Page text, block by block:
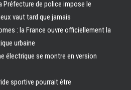
de police impose le
vaut tard que jamais
: la France ouvre officiellement la
urbaine
électrique se montre en version
sportive pourrait être